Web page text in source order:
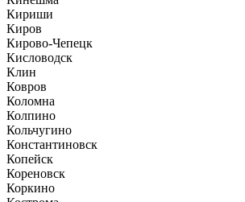
Кириши
Киров
Кирово-Чепецк
Кисловодск
Клин
Ковров
Коломна
Колпино
Кольчугино
Константиновск
Копейск
Кореновск
Коркино